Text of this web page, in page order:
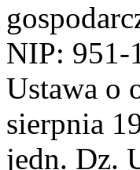
NIP: 951-
Ustawa o
sierpnia
jedn. Dz.